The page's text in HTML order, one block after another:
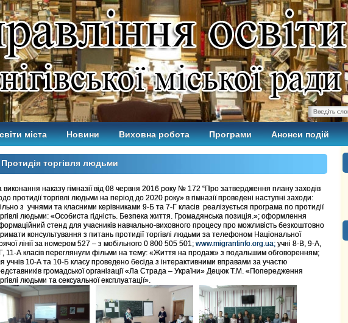
міста Новини Виховна робота Програми Анонси подій
Протидія торгівля людьми
виконання наказу гімназії від 08 червня 2016 року № 172 “Про затвердження плану заходів
протидії торгівлі людьми на період до 2020 року» в гімназії проведені наступні заходи:
з учнями та класними керівниками 9-Б та 7-Г класів реалізується програма по протидії
людьми: «Особиста гідність. Безпека життя. Громадянська позиція.»; оформлення
стенд для учасників навчально-виховного процесу про можливість безкоштовно
консультування з питань протидії торгівлі людьми за телефоном Національної
лінії за номером 527 – з мобільного 0 800 505 501; www.migrantinfo.org.ua; учні 8-В, 9-А,
11-А класів переглянули фільми на тему: «Життя на продаж» з подальшим обговоренням;
учнів 10-А та 10-Б класу проведено бесіда з інтерактивними вправами за участю
громадської організації «Ла Страда – України» Децюк Т.М. «Попередження
людьми та сексуальної експлуатації».